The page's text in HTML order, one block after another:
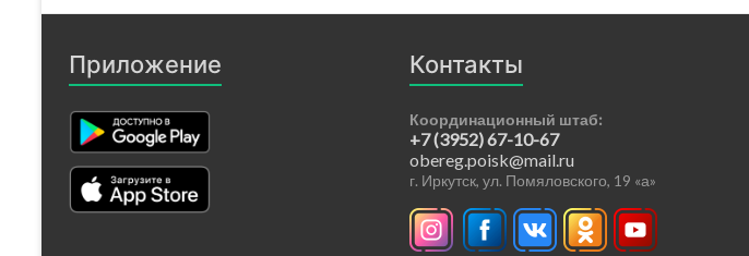
Приложение Контакты
Координационный штаб:
+7 (3952) 67-10-67
obereg.poisk@mail.ru
г. Иркутск, ул. Помяловского, 19 «а»